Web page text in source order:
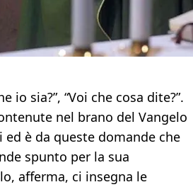
io sia?”, “Voi che cosa dite?”.
nel brano del Vangelo
è da queste domande che
spunto per la sua
afferma, ci insegna le